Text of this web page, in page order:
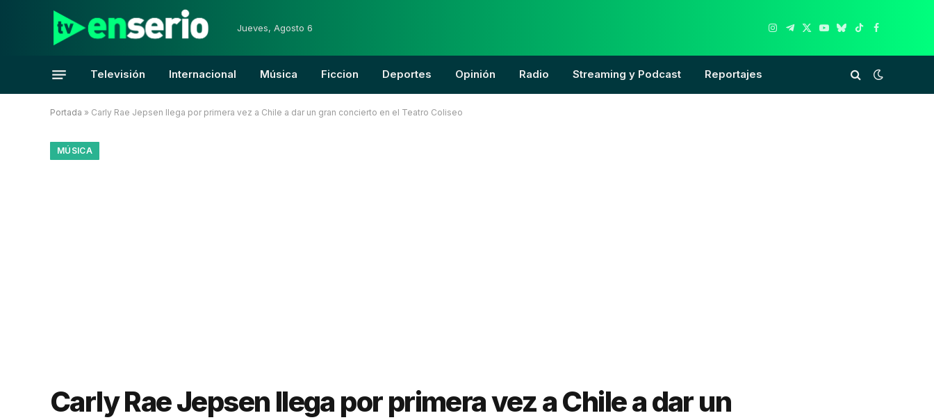
Jueves, Agosto 6
Instagram
Telegram
X
YouTube
Bluesky
TikTokFacebook
Televisión Internacional Música Ficcion Deportes Opinión Radio Streaming y Podcast Reportajes
Portada » Carly Rae Jepsen llega por primera vez a Chile a dar un gran concierto en el Teatro Coliseo
MÚSICA
Carly Rae Jepsen llega por primera vez a Chile a dar un